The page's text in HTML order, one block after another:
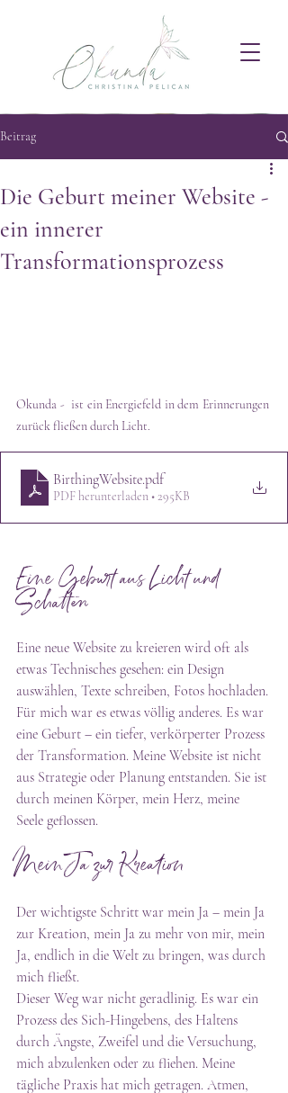
Beitrag
Die Geburt meiner Website -
ein innerer
Transformationsprozess
Okunda -  ist ein Energiefeld in dem Erinnerungen
zurück fließen durch Licht.
BirthingWebsite.pdf
PDF herunterladen • 295KB
Eine Geburt aus Licht und
Schatten
Eine neue Website zu kreieren wird oft als
etwas Technisches gesehen: ein Design
auswählen, Texte schreiben, Fotos hochladen.
Für mich war es etwas völlig anderes. Es war
eine Geburt – ein tiefer, verkörperter Prozess
der Transformation. Meine Website ist nicht
aus Strategie oder Planung entstanden. Sie ist
durch meinen Körper, mein Herz, meine
Seele geflossen.
Mein Ja zur Kreation
Der wichtigste Schritt war mein Ja – mein Ja
zur Kreation, mein Ja zu mehr von mir, mein
Ja, endlich in die Welt zu bringen, was durch
mich fließt.
Dieser Weg war nicht geradlinig. Es war ein
Prozess des Sich-Hingebens, des Haltens
durch Ängste, Zweifel und die Versuchung,
mich abzulenken oder zu fliehen. Meine
tägliche Praxis hat mich getragen. Atmen,